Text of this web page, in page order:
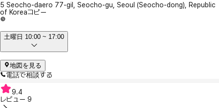
5 Seocho-daero 77-gil, Seocho-gu, Seoul (Seocho-dong), Republic
of Koreaコピー
土曜日 10:00 ~ 17:00
地図を見る
電話で相談する
9.4
レビュー 9